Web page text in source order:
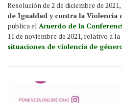
Resolución de 2 de diciembre de
de Igualdad y contra la Violencia
publica el Acuerdo de la
11 de noviembre de 2021, relativo a la
situaciones de violencia de